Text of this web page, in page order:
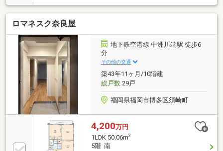
す。24時間スーパーやコンビニが徒歩圏に揃い、仕事
帰りの買い物も最短動線で完結。帰宅後はバルコニー
から広がる都市の灯りを眺めながら、愛犬や愛猫と穏
やかな時間を過ごせます。SIC・WICを備えた収納設計
により、室内はすっきりと保てます。なお、総戸数49
戸に対しエレベーターは1基のため、朝の時間帯は待
ち時間が発生する場合がありますが、その分落ち着い
た住環境が保たれています。
ロマネスク奈良屋
地下鉄空港線 中洲川端駅 徒歩6
分
その他の交通
築43年11ヶ月/10階建
総戸数29戸
福岡県福岡市博多区須崎町
4,200万円
1LDK 50.06m2
5階 南